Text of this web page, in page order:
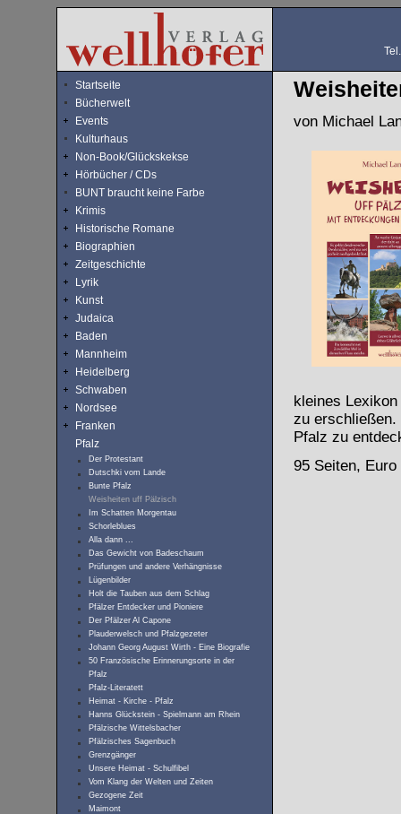
Startseite
Bücherwelt
Events
Kulturhaus
Non-Book/Glückskekse
Hörbücher / CDs
BUNT braucht keine Farbe
Krimis
Historische Romane
Biographien
Zeitgeschichte
Lyrik
Kunst
Judaica
Baden
Mannheim
Heidelberg
Schwaben
Nordsee
Franken
Pfalz
Der Protestant
Dutschki vom Lande
Bunte Pfalz
Weisheiten uff Pälzisch
Im Schatten Morgentau
Schorleblues
Alla dann ...
Das Gewicht von Badeschaum
Prüfungen und andere Verhängnisse
Lügenbilder
Holt die Tauben aus dem Schlag
Pfälzer Entdecker und Pioniere
Der Pfälzer Al Capone
Plauderwelsch und Pfalzgezeter
Johann Georg August Wirth - Eine Biografie
50 Französische Erinnerungsorte in der
Pfalz
Pfalz-Literatett
Heimat - Kirche - Pfalz
Hanns Glückstein - Spielmann am Rhein
Pfälzische Wittelsbacher
Pfälzisches Sagenbuch
Grenzgänger
Unsere Heimat - Schulfibel
Vom Klang der Welten und Zeiten
Gezogene Zeit
Maimont
von Michael
kleines
zu erschließen.
Pfalz zu
95 Seiten, Euro